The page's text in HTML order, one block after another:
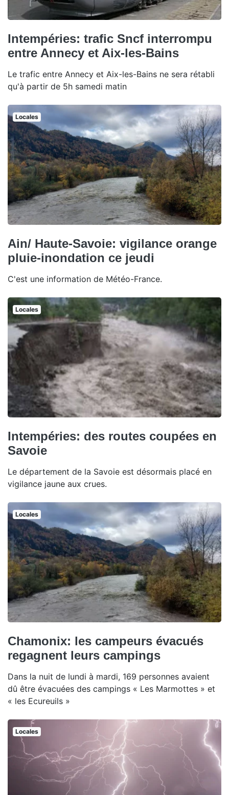
Intempéries: trafic Sncf interrompu
entre Annecy et Aix-les-Bains
Le trafic entre Annecy et Aix-les-Bains ne sera rétabli
qu'à partir de 5h samedi matin
Locales
Ain/ Haute-Savoie: vigilance orange
pluie-inondation ce jeudi
C'est une information de Météo-France.
Locales
Intempéries: des routes coupées en
Savoie
Le département de la Savoie est désormais placé en
vigilance jaune aux crues.
Locales
Chamonix: les campeurs évacués
regagnent leurs campings
Dans la nuit de lundi à mardi, 169 personnes avaient
dû être évacuées des campings « Les Marmottes » et
« les Ecureuils »
Locales